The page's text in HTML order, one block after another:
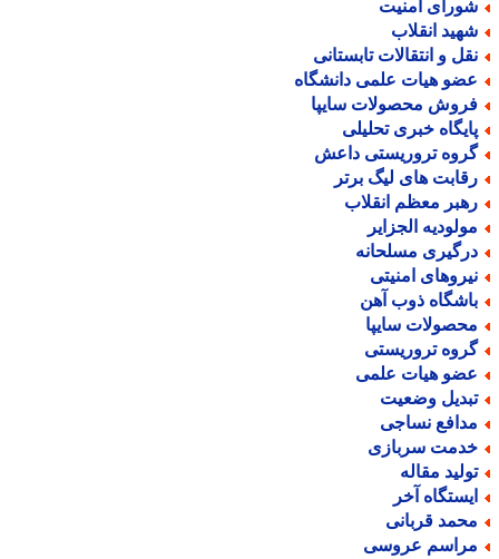
امنیت
انقلاب
و انتقالات تابستانی
هیات علمی دانشگاه
محصولات سایپا
خبری تحلیلی
تروریستی داعش
های لیگ برتر
معظم انقلاب
الجزایر
مسلحانه
امنیتی
ذوب آهن
سایپا
تروریستی
هیات علمی
وضعیت
نساجی
سربازی
مقاله
آخر
قربانی
عروسی